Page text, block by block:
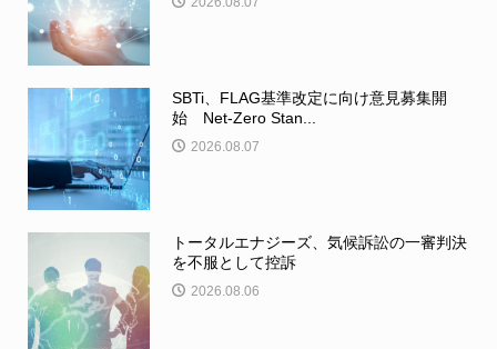
SBTi、FLAG基準改定に向け意見募集開
始 Net-Zero Stan...
2026.08.07
トータルエナジーズ、気候訴訟の一審判決
を不服として控訴
2026.08.06